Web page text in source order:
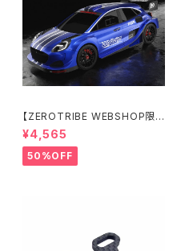
【ZEROTRIBE WEBSHOP限
定価格】BDRX-190P10R P1
0R クリアーボディ 1/10 ラリー
190mm ライトウェイト
¥4,565
50%OFF